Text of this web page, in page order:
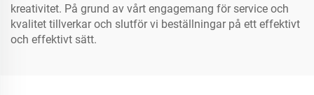
kreativitet. På grund av vårt engagemang för service och
kvalitet tillverkar och slutför vi beställningar på ett effektivt
och effektivt sätt.